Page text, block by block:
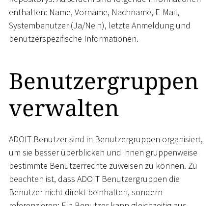
enthalten: Name, Vorname, Nachname, E-Mail,
Systembenutzer (Ja/Nein), letzte Anmeldung und
benutzerspezifische Informationen.
Benutzergruppen
verwalten
ADOIT Benutzer sind in Benutzergruppen organisiert,
um sie besser überblicken und ihnen gruppenweise
bestimmte Benutzerrechte zuweisen zu können. Zu
beachten ist, dass ADOIT Benutzergruppen die
Benutzer nicht direkt beinhalten, sondern